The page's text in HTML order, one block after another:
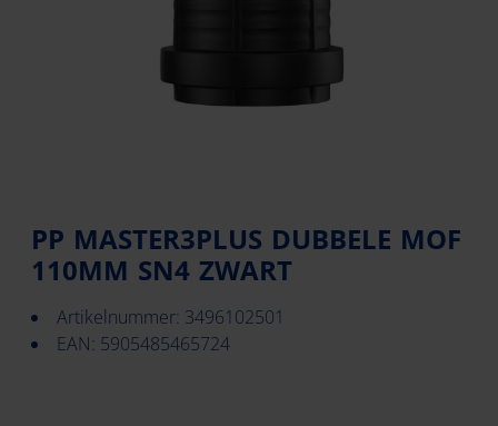
PP MASTER3PLUS DUBBELE MOF
110MM SN4 ZWART
Artikelnummer: 3496102501
EAN: 5905485465724